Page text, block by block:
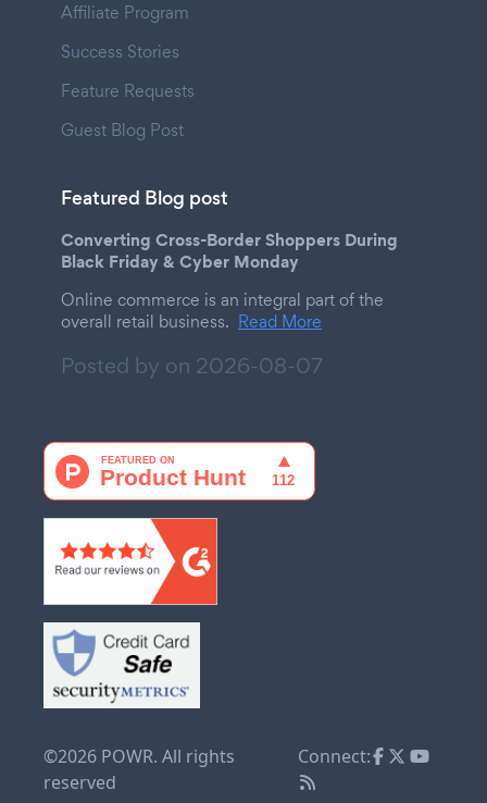
Affiliate Program
Success Stories
Feature Requests
Guest Blog Post
Featured Blog post
Converting Cross-Border Shoppers During
Black Friday & Cyber Monday
Online commerce is an integral part of the
overall retail business. Read More
Posted by on 2026-08-07
©2026 POWR. All rights
reserved
Connect: